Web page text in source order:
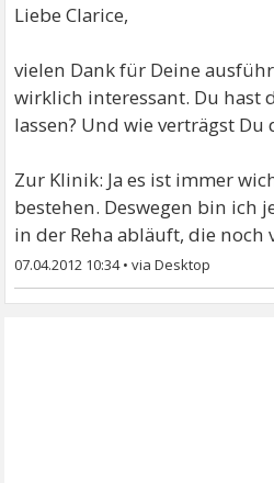
Liebe Clarice,
vielen Dank für Deine
wirklich interessant. Du hast
lassen? Und wie verträgst Du
Zur Klinik: Ja es ist immer
bestehen. Deswegen bin ich
in der Reha abläuft, die noch
07.04.2012 10:34•